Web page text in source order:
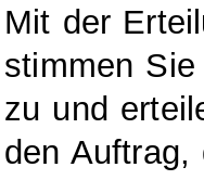
Mit der
stimmen
zu und
den